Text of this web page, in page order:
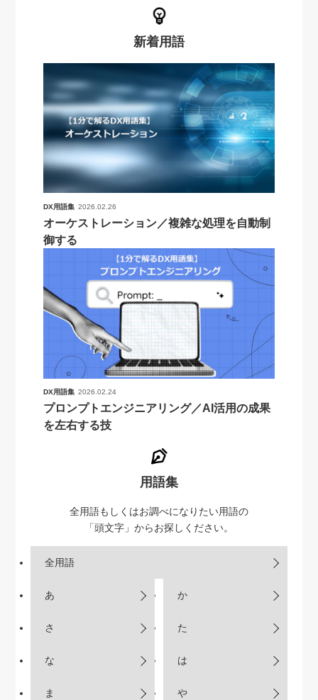
新着用語
DX用語集 2026.02.26
オーケストレーション／複雑な処理を自動制
御する
DX用語集 2026.02.24
プロンプトエンジニアリング／AI活用の成果
を左右する技
用語集
全用語もしくはお調べになりたい用語の
「頭文字」からお探しください。
全用語
あ か
さ た
な は
ま や